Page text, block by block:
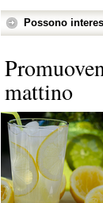
Possono
mattino